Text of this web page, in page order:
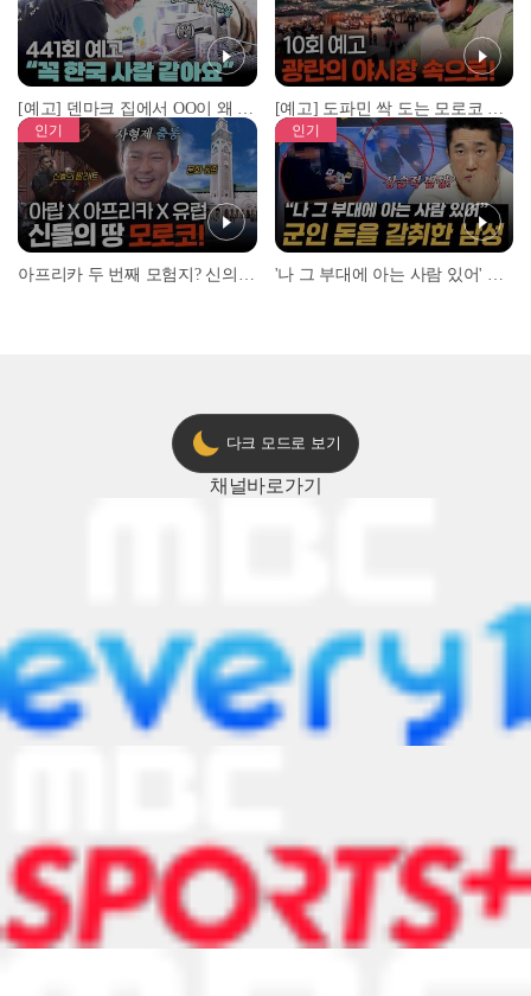
[예고] 덴마크 집에서 OO이 왜 나와...? 이상할 정도로 한국을 사랑하는 우리 형을 제보합니다! [예고] 도파민 싹 도는 모로코 야시장 투어!
인기 인기
다크 모드로 보기
채널바로가기